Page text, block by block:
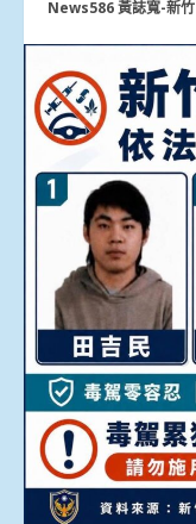
News586 黃誌寬-新竹